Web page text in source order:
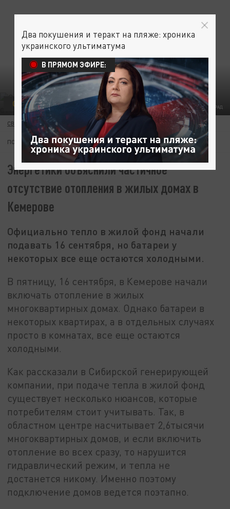
ОТОПЛЕНИЕ В ДОМАХ ВКЛЮЧАЕТСЯ ПОЭТАПНО. ФОТО: ЦАРЬГРАД
ОБЩЕСТВО
СВЕТЛАНА КРЮКОВА 18 СЕНТЯБРЯ 09:03
ПОДПИШИТЕСЬ:
Энергетики объяснили частичное
отсутствие отопления в жилых домах в
Кемерове
Официально тепло в жилой фонд начали
подавать 16 сентября, но батареи у
некоторых все еще остаются холодными.
В пятницу, 16 сентября, в Кемерове начали
включать отопление в жилых
многоквартирных домах. Однако батареи в
некоторых квартирах, а в отдельных случаях
просто в комнатах, все еще остаются
холодными.
Как рассказали в Сибирской генерирующей
компании, при подаче тепла в жилой фонд
существует несколько нюансов, которые
потребителям стоит учитывать. Так, в
областном центре насчитывает 2,6тысячи
многоквартирных домов, и если включить
отопление во всех сразу, то нарушится
гидравлический режим, и тепла не
достанется никому. Именно поэтому
подключение домов ведется поэтапно.
Два покушения и теракт на пляже: хроника
украинского ультиматума
В ПРЯМОМ ЭФИРЕ: